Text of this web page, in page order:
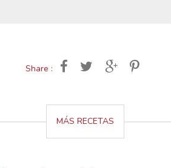
Share :
MÁS RECETAS